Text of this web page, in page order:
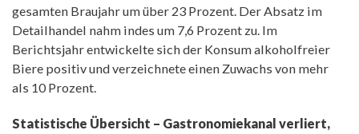
gesamten Braujahr um über 23 Prozent. Der Absatz im
Detailhandel nahm indes um 7,6 Prozent zu. Im
Berichtsjahr entwickelte sich der Konsum alkoholfreier
Biere positiv und verzeichnete einen Zuwachs von mehr
als 10 Prozent.
Statistische Übersicht – Gastronomiekanal verliert,